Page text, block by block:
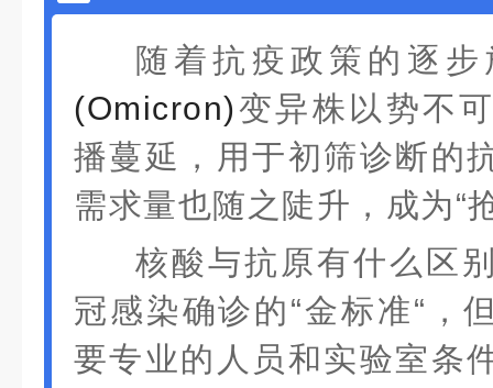
随着抗疫政策的逐
(Omicron) 变异株以势不
播蔓延，用于初筛诊断的
需求量也随之陡升，成为“
核酸与抗原有什么区
冠感染确诊的“金标准“，
要专业的人员和实验室条